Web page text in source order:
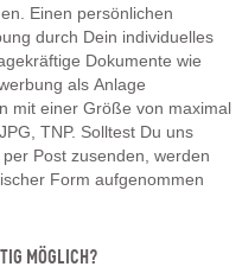
Einen persönlichen
durch Dein individuelles
Dokumente wie
als Anlage
mit einer Größe von maximal
TNP. Solltest Du uns
Post zusenden, werden
Form aufgenommen
MÖGLICH?